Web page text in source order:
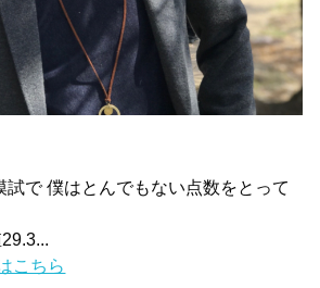
試で 僕はとんでもない点数をとって
こちら